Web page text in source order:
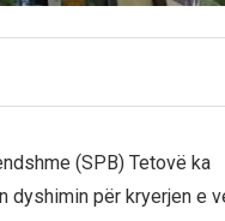
(SPB) Tetovë ka
dyshimin për kryerjen e